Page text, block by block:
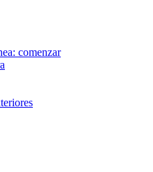
comenzar